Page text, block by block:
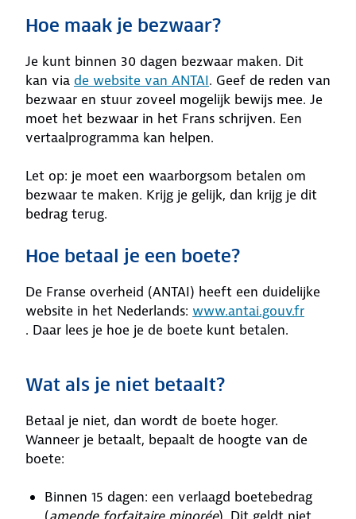
Hoe maak je bezwaar?
Je kunt binnen 30 dagen bezwaar maken. Dit
kan via de website van ANTAI. Geef de reden van
bezwaar en stuur zoveel mogelijk bewijs mee. Je
moet het bezwaar in het Frans schrijven. Een
vertaalprogramma kan helpen.
Let op: je moet een waarborgsom betalen om
bezwaar te maken. Krijg je gelijk, dan krijg je dit
bedrag terug.
Hoe betaal je een boete?
De Franse overheid (ANTAI) heeft een duidelijke
website in het Nederlands: www.antai.gouv.fr
. Daar lees je hoe je de boete kunt betalen.
Wat als je niet betaalt?
Betaal je niet, dan wordt de boete hoger.
Wanneer je betaalt, bepaalt de hoogte van de
boete:
Binnen 15 dagen: een verlaagd boetebedrag